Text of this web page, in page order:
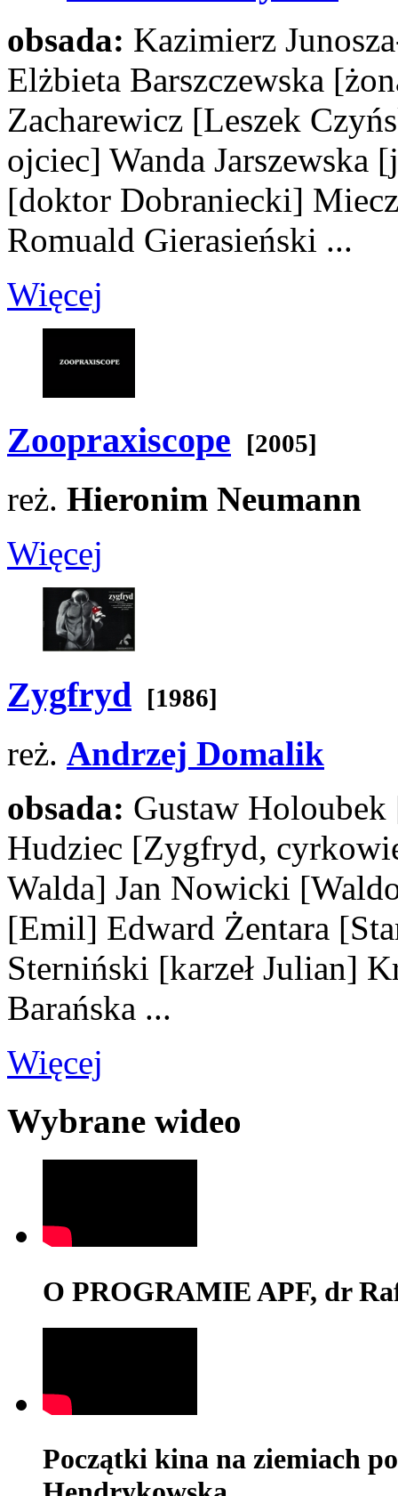
obsada: Kazimierz
Elżbieta Barszczewska
Zacharewicz [Leszek
ojciec] Wanda Jarszewska
[doktor Dobraniecki]
Romuald Gierasieński ...
Więcej
Zoopraxiscope [2005]
reż. Hieronim Neumann
Więcej
Zygfryd [1986]
reż. Andrzej Domalik
obsada: Gustaw Holoubek
Hudziec [Zygfryd,
Walda] Jan Nowicki
[Emil] Edward Żentara
Sterniński [karzeł Julian]
Barańska ...
Więcej
Wybrane wideo
O PROGRAMIE APF, dr
Początki kina na ziemiach